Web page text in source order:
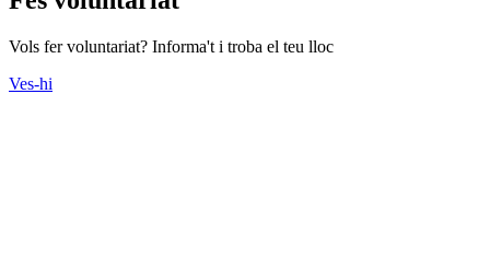
Vols fer voluntariat? Informa't i troba el teu lloc
Ves-hi